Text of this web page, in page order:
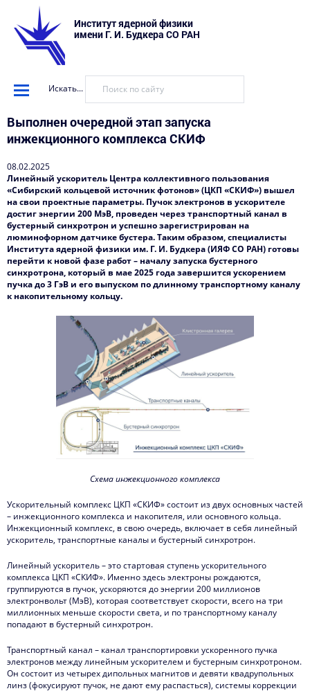
Институт ядерной физики
имени Г. И. Будкера СО РАН
Искать...
Выполнен очередной этап запуска
инжекционного комплекса СКИФ
08.02.2025
Линейный ускоритель Центра коллективного пользования
«Сибирский кольцевой источник фотонов» (ЦКП «СКИФ») вышел
на свои проектные параметры. Пучок электронов в ускорителе
достиг энергии 200 МэВ, проведен через транспортный канал в
бустерный синхротрон и успешно зарегистрирован на
люминофорном датчике бустера. Таким образом, специалисты
Института ядерной физики им. Г. И. Будкера (ИЯФ СО РАН) готовы
перейти к новой фазе работ – началу запуска бустерного
синхротрона, который в мае 2025 года завершится ускорением
пучка до 3 ГэВ и его выпуском по длинному транспортному каналу
к накопительному кольцу.
Схема инжекционного комплекса
Ускорительный комплекс ЦКП «СКИФ» состоит из двух основных частей
– инжекционного комплекса и накопителя, или основного кольца.
Инжекционный комплекс, в свою очередь, включает в себя линейный
ускоритель, транспортные каналы и бустерный синхротрон.
Линейный ускоритель – это стартовая ступень ускорительного
комплекса ЦКП «СКИФ». Именно здесь электроны рождаются,
группируются в пучок, ускоряются до энергии 200 миллионов
электронвольт (МэВ), которая соответствует скорости, всего на три
миллионных меньше скорости света, и по транспортному каналу
попадают в бустерный синхротрон.
Транспортный канал – канал транспортировки ускоренного пучка
электронов между линейным ускорителем и бустерным синхротроном.
Он состоит из четырех дипольных магнитов и девяти квадрупольных
линз (фокусируют пучок, не дают ему распасться), системы коррекции